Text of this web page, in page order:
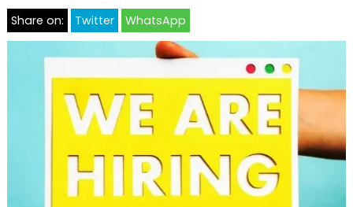
Share on: Twitter WhatsApp